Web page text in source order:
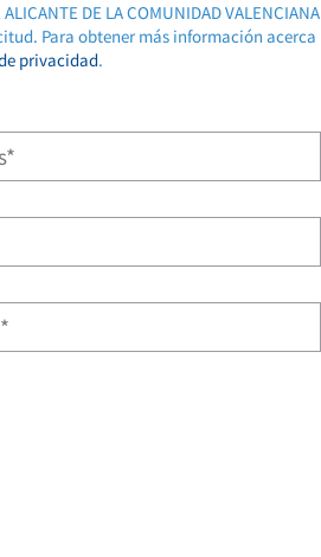
DE LA COMUNIDAD VALENCIANA
Para obtener más información acerca
privacidad.